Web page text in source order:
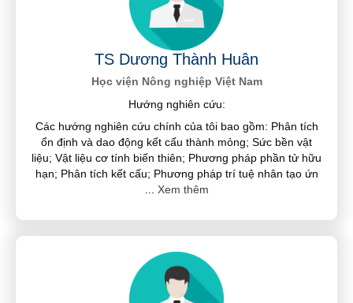
TS Dương Thành Huân
Học viện Nông nghiệp Việt Nam
Hướng nghiên cứu:
Các hướng nghiên cứu chính của tôi bao gồm: Phân tích
ổn định và dao động kết cấu thành mỏng; Sức bền vật
liệu; Vật liệu cơ tính biến thiên; Phương pháp phần tử hữu
hạn; Phân tích kết cấu; Phương pháp trí tuệ nhân tạo ứn
Xem thêm